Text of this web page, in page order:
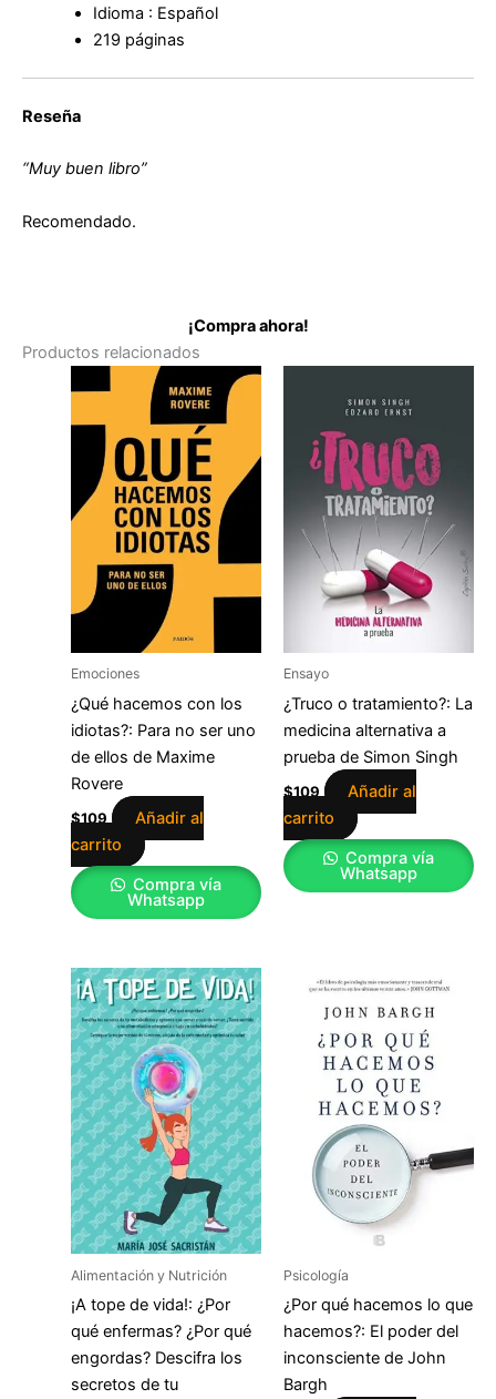
Idioma : Español
219 páginas
Reseña
“Muy buen libro”
Recomendado.
¡Compra ahora!
Productos relacionados
Emociones
¿Qué hacemos con los
idiotas?: Para no ser uno
de ellos de Maxime
Rovere
$109
Añadir al
carrito
Compra vía
Whatsapp
Ensayo
¿Truco o tratamiento?: La
medicina alternativa a
prueba de Simon Singh
$109
Añadir al
carrito
Compra vía
Whatsapp
Alimentación y Nutrición
¡A tope de vida!: ¿Por
qué enfermas? ¿Por qué
engordas? Descifra los
secretos de tu
Psicología
¿Por qué hacemos lo que
hacemos?: El poder del
inconsciente de John
Bargh